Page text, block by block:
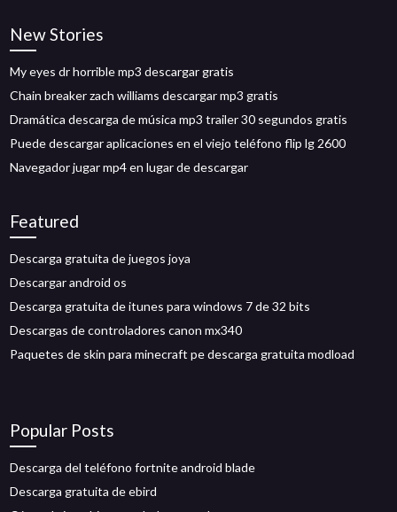
New Stories
My eyes dr horrible mp3 descargar gratis
Chain breaker zach williams descargar mp3 gratis
Dramática descarga de música mp3 trailer 30 segundos gratis
Puede descargar aplicaciones en el viejo teléfono flip lg 2600
Navegador jugar mp4 en lugar de descargar
Featured
Descarga gratuita de juegos joya
Descargar android os
Descarga gratuita de itunes para windows 7 de 32 bits
Descargas de controladores canon mx340
Paquetes de skin para minecraft pe descarga gratuita modload
Popular Posts
Descarga del teléfono fortnite android blade
Descarga gratuita de ebird